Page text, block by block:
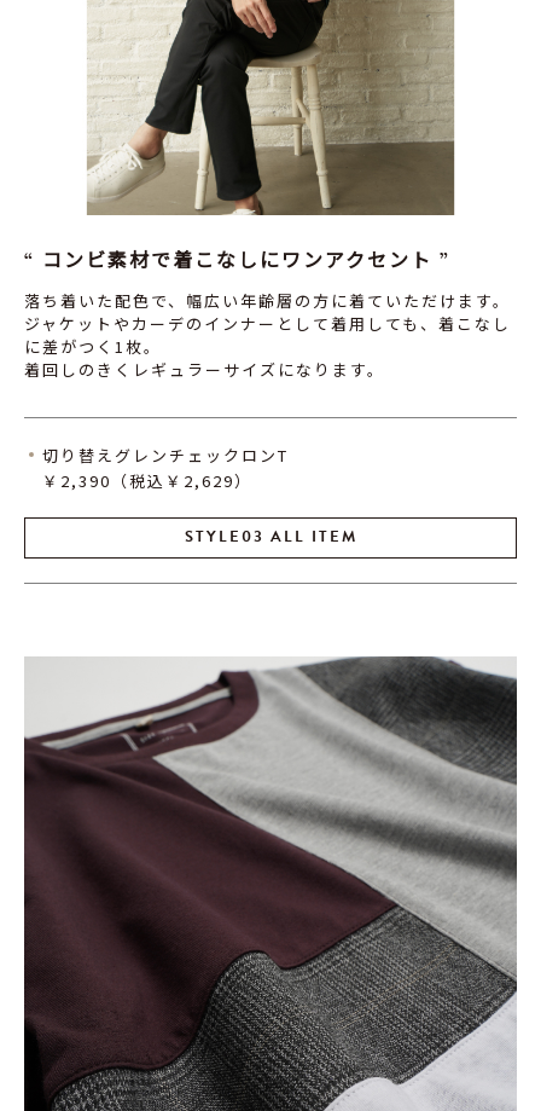
コンビ素材で着こなしにワンアクセント
落ち着いた配色で、幅広い年齢層の方に着ていただけます。
ジャケットやカーデのインナーとして着用しても、着こなし
に差がつく1枚。
着回しのきくレギュラーサイズになります。
切り替えグレンチェックロンT
￥2,390（税込￥2,629）
STYLE03 ALL ITEM